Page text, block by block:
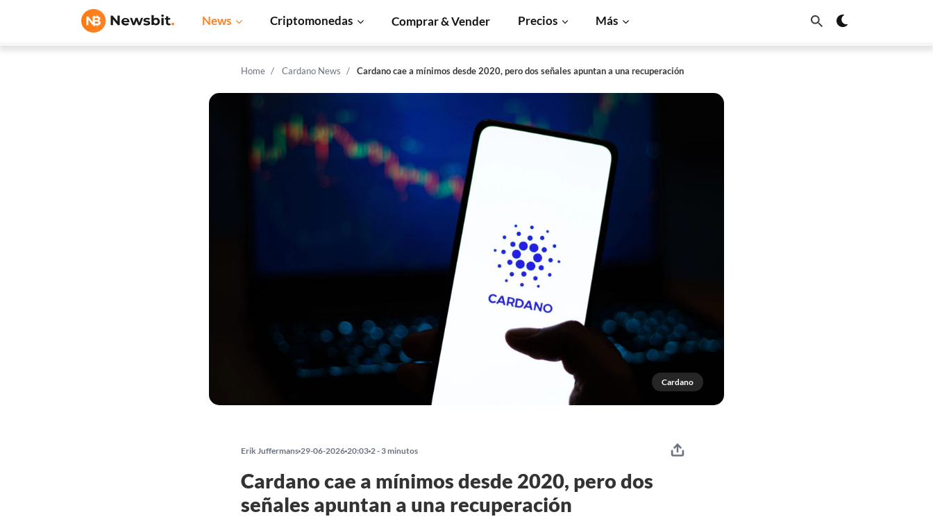
News Criptomonedas Comprar & Vender Precios Más
Home Cardano News Cardano cae a mínimos desde 2020, pero dos señales apuntan a una recuperación
Cardano
Erik Juffermans 29-06-2026 20:03 2 - 3 minutos
Cardano cae a mínimos desde 2020, pero dos
señales apuntan a una recuperación